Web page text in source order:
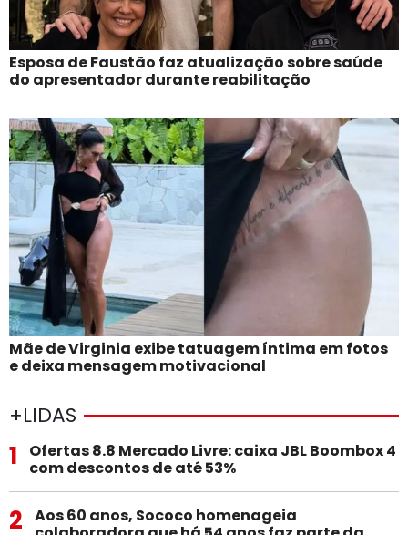
Esposa de Faustão faz atualização sobre saúde
do apresentador durante reabilitação
Mãe de Virginia exibe tatuagem íntima em fotos
e deixa mensagem motivacional
+LIDAS
1
Ofertas 8.8 Mercado Livre: caixa JBL Boombox 4
com descontos de até 53%
2
Aos 60 anos, Sococo homenageia